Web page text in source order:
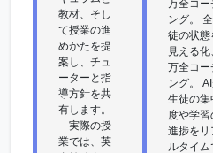
教材、そし
て授業の進
めかたを提
案し、チュ
ーターと指
導方針を共
有します。
実際の授
業では、英
万全コー
ング。
徒の状態
見える化
万全コー
ング。
生徒の集
度や学習
進捗をリ
ルタイム